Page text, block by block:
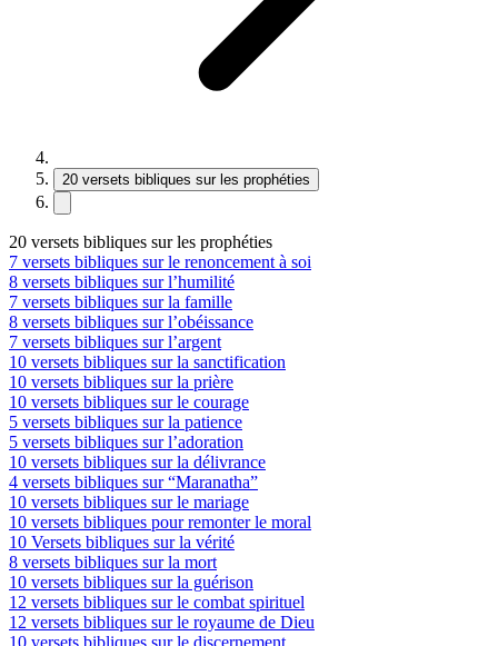
20 versets bibliques sur les prophéties
20 versets bibliques sur les prophéties
7 versets bibliques sur le renoncement à soi
8 versets bibliques sur l’humilité
7 versets bibliques sur la famille
8 versets bibliques sur l’obéissance
7 versets bibliques sur l’argent
10 versets bibliques sur la sanctification
10 versets bibliques sur la prière
10 versets bibliques sur le courage
5 versets bibliques sur la patience
5 versets bibliques sur l’adoration
10 versets bibliques sur la délivrance
4 versets bibliques sur “Maranatha”
10 versets bibliques sur le mariage
10 versets bibliques pour remonter le moral
10 Versets bibliques sur la vérité
8 versets bibliques sur la mort
10 versets bibliques sur la guérison
12 versets bibliques sur le combat spirituel
12 versets bibliques sur le royaume de Dieu
10 versets bibliques sur le discernement